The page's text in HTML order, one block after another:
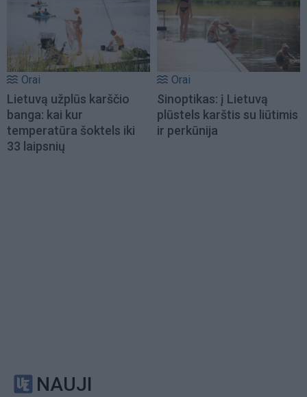
Orai
Lietuvą užplūs karščio
banga: kai kur
temperatūra šoktels iki
33 laipsnių
Orai
Sinoptikas: į Lietuvą
plūstels karštis su liūtimis
ir perkūnija
NAUJI